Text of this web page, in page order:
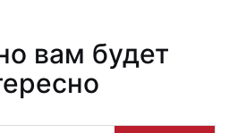
вам будет